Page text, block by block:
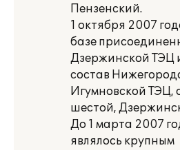
Пензенский.
1 октября 2007
базе
Дзержинской ТЭЦ
состав
Игумновской ТЭЦ,
шестой,
До 1 марта 2007
являлось крупным